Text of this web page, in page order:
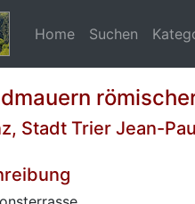
Home Suchen
Stadt Trier Jean-